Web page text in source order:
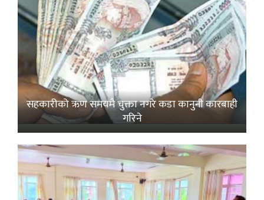
सहकारीको ऋण समयमै चुक्ता नगरे कडा कानुनी कारबाही
गरिने